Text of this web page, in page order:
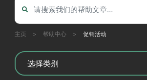
主页 > 帮助中心 > 促销活动